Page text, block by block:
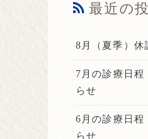
最近の
8月（夏季）休
7月の診療日程
らせ
6月の診療日程
らせ